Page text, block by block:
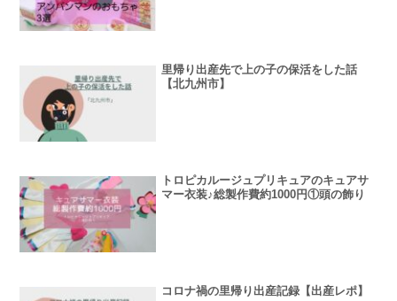
里帰り出産先で上の子の保活をした話
【北九州市】
トロピカルージュプリキュアのキュアサ
マー衣装♪総製作費約1000円①頭の飾り
コロナ禍の里帰り出産記録【出産レポ】